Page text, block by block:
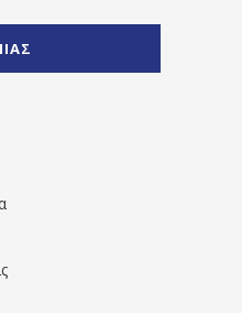
" artist="" ]